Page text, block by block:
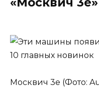
Москвич 3е (Фото: